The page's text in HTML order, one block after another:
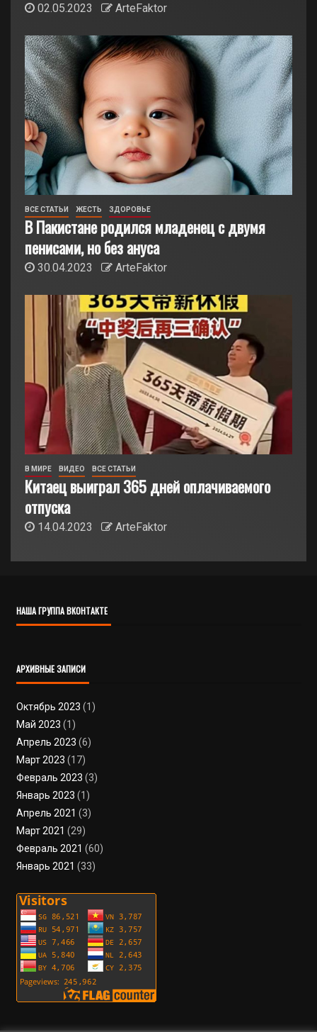
02.05.2023 ArteFaktor
ВСЕ СТАТЬИ ЖЕСТЬ ЗДОРОВЬЕ
В Пакистане родился младенец с двумя
пенисами, но без ануса
30.04.2023 ArteFaktor
В МИРЕ ВИДЕО ВСЕ СТАТЬИ
Китаец выиграл 365 дней оплачиваемого
отпуска
14.04.2023 ArteFaktor
НАША ГРУППА ВКОНТАКТЕ
АРХИВНЫЕ ЗАПИСИ
Октябрь 2023 (1)
Май 2023 (1)
Апрель 2023 (6)
Март 2023 (17)
Февраль 2023 (3)
Январь 2023 (1)
Апрель 2021 (3)
Март 2021 (29)
Февраль 2021 (60)
Январь 2021 (33)